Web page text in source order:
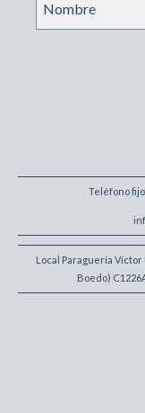
Teléfono fijo
Local Paraguería
Boedo)